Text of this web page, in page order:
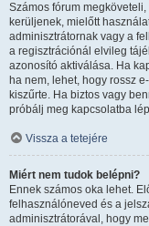
Számos fórum
kerüljenek, mielőtt
adminisztrátornak vagy a
a regisztrációnál elvileg
azonosító aktiválása. Ha
ha nem, lehet, hogy rossz
kiszűrte. Ha biztos vagy
próbálj meg kapcsolatba
Vissza a tetejére
Miért nem tudok belépni?
Ennek számos oka lehet.
felhasználóneved és a
adminisztrátorával, hogy